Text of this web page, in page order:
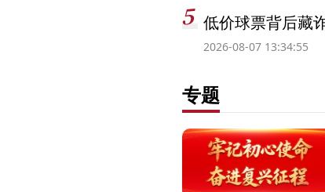
低价球票背后藏
2026-08-07 13:34:55
专题